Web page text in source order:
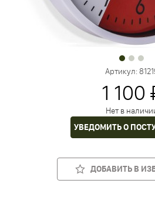
Артикул:
1 100
Нет в
УВЕДОМИТЬ О
ДОБАВИТЬ В